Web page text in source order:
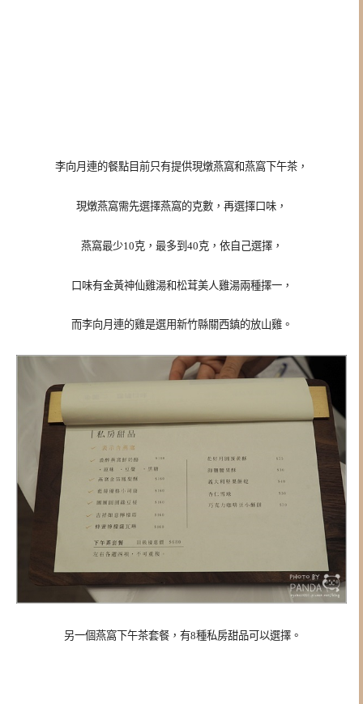
李向月連的餐點目前只有提供現燉燕窩和燕窩下午茶，
現燉燕窩需先選擇燕窩的克數，再選擇口味，
燕窩最少10克，最多到40克，依自己選擇，
口味有金黃神仙雞湯和松茸美人雞湯兩種擇一，
而李向月連的雞是選用新竹縣關西鎮的放山雞。
另一個燕窩下午茶套餐，有8種私房甜品可以選擇。